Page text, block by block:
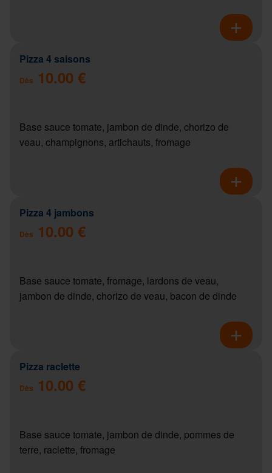
Pizza 4 saisons
Dès 10.00 €
Base sauce tomate, jambon de dinde, chorizo de
veau, champignons, artichauts, fromage
Pizza 4 jambons
Dès 10.00 €
Base sauce tomate, fromage, lardons de veau,
jambon de dinde, chorizo de veau, bacon de dinde
Pizza raclette
Dès 10.00 €
Base sauce tomate, jambon de dinde, pommes de
terre, raclette, fromage